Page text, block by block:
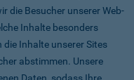
die Besucher unserer Web-
Inhalte besonders
Inhalte unserer Sites
abstimmen. Unsere